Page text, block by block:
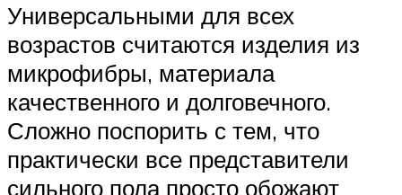
Универсальными для всех
возрастов считаются изделия из
микрофибры, материала
качественного и долговечного.
Сложно поспорить с тем, что
практически все представители
сильного пола просто обожают